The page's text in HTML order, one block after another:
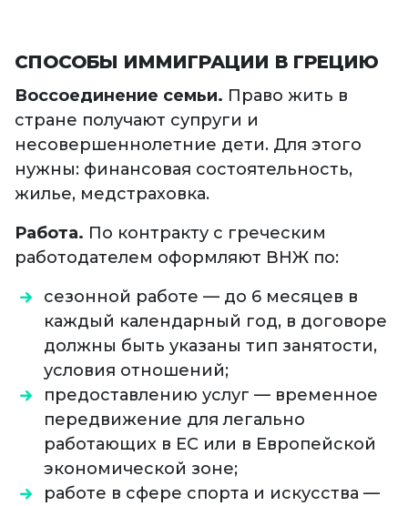
СПОСОБЫ ИММИГРАЦИИ В ГРЕЦИЮ
Воссоединение семьи. Право жить в
стране получают супруги и
несовершеннолетние дети. Для этого
нужны: финансовая состоятельность,
жилье, медстраховка.
Работа. По контракту с греческим
работодателем оформляют ВНЖ по:
сезонной работе — до 6 месяцев в
каждый календарный год, в договоре
должны быть указаны тип занятости,
условия отношений;
предоставлению услуг — временное
передвижение для легально
работающих в ЕС или в Европейской
экономической зоне;
работе в сфере спорта и искусства —